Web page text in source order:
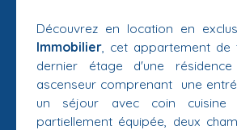
Découvrez en location en
Immobilier , cet appartement
dernier étage d'une
ascenseur comprenant une
un séjour avec coin cuisine
partiellement équipée, deux